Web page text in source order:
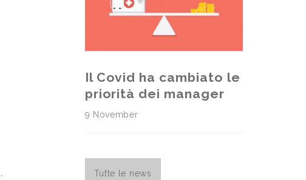
Il Covid ha cambiato le
priorità dei manager
9 November
Tutte le news